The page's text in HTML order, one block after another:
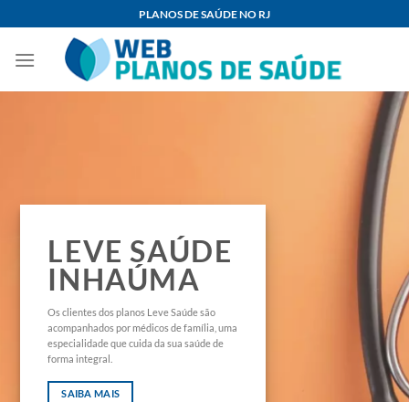
content
PLANOS DE SAÚDE NO RJ
LEVE SAÚDE
INHAÚMA
Os clientes dos planos Leve Saúde são
acompanhados por médicos de família, uma
especialidade que cuida da sua saúde de
forma integral.
SAIBA MAIS